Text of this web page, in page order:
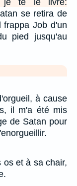
se retira de
Job d'un
pied jusqu'au
à cause
il m'a été mis
de Satan pour
os et à sa chair,